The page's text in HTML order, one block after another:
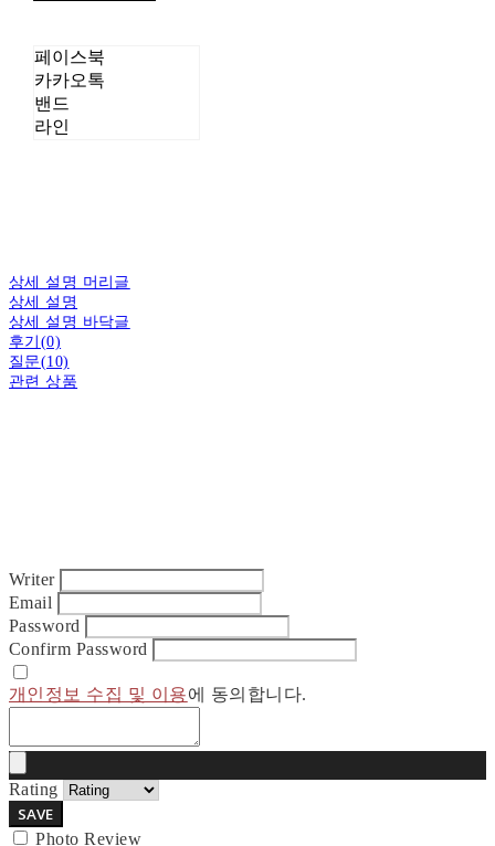
페이스북
카카오톡
밴드
라인
상세 설명 머리글
상세 설명
상세 설명 바닥글
후기(0)
질문(10)
관련 상품
Writer
Email
Password
Confirm Password
개인정보 수집 및 이용에 동의합니다.
Rating
SAVE
Photo Review